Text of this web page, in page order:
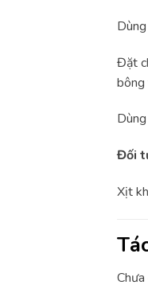
Đặt
bông
Đối
Xịt